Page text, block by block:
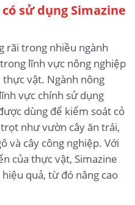
sử dụng Simazine
rãi trong nhiều ngành
lĩnh vực nông nghiệp
vật. Ngành nông
vực chính sử dụng
dùng để kiểm soát cỏ
như vườn cây ăn trái,
và cây công nghiệp. Với
của thực vật, Simazine
quả, từ đó nâng cao